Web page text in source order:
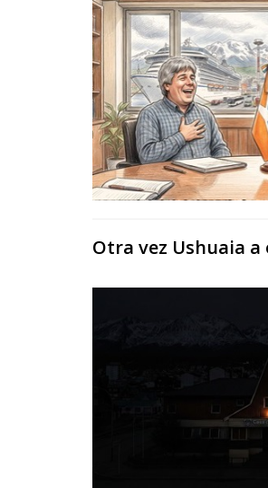
Otra vez Ushuaia a